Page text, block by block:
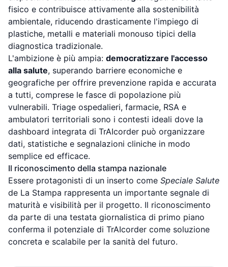
fisico e contribuisce attivamente alla sostenibilità
ambientale, riducendo drasticamente l'impiego di
plastiche, metalli e materiali monouso tipici della
diagnostica tradizionale.
L'ambizione è più ampia: democratizzare l'accesso
alla salute, superando barriere economiche e
geografiche per offrire prevenzione rapida e accurata
a tutti, comprese le fasce di popolazione più
vulnerabili. Triage ospedalieri, farmacie, RSA e
ambulatori territoriali sono i contesti ideali dove la
dashboard integrata di TrAIcorder può organizzare
dati, statistiche e segnalazioni cliniche in modo
semplice ed efficace.
Il riconoscimento della stampa nazionale
Essere protagonisti di un inserto come Speciale Salute
de La Stampa rappresenta un importante segnale di
maturità e visibilità per il progetto. Il riconoscimento
da parte di una testata giornalistica di primo piano
conferma il potenziale di TrAIcorder come soluzione
concreta e scalabile per la sanità del futuro.